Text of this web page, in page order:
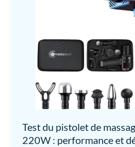
Test du pistolet de
220W : performance et